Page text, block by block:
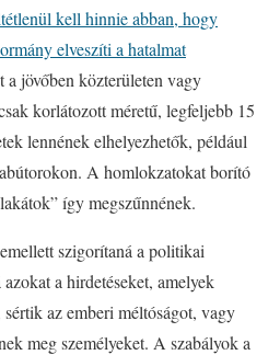
kell hinnie abban, hogy
elveszíti a hatalmat
a jövőben közterületen vagy
korlátozott méretű, legfeljebb 15
lennének elhelyezhetők, például
A homlokzatokat borító
így megszűnnének.
szigorítaná a politikai
a hirdetéseket, amelyek
az emberi méltóságot, vagy
meg személyeket. A szabályok a